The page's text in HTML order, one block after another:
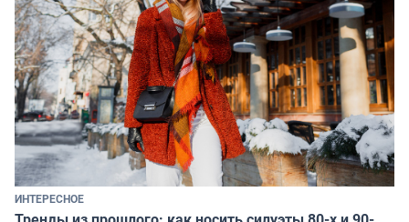
ИНТЕРЕСНОЕ